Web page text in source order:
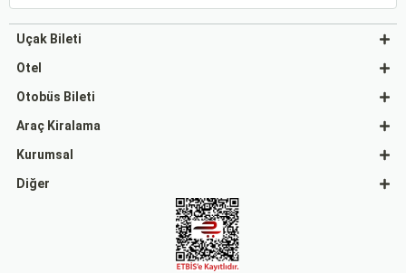
Uçak Bileti
Otel
Otobüs Bileti
Araç Kiralama
Kurumsal
Diğer